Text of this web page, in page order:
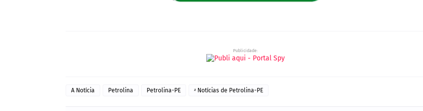
Publicidade:
A Notícia Petrolina Petrolina-PE ᶻ Notícias de Petrolina-PE